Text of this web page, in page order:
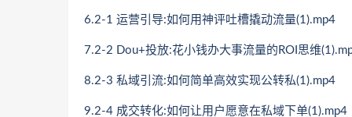
6.2-1 运营引导:如何用神评吐槽撬动流量(1).mp4
7.2-2 Dou+投放:花小钱办大事流量的ROI思维
8.2-3 私域引流:如何简单高效实现公转私(1).mp4
9.2-4 成交转化:如何让用户愿意在私域下单(1).mp4